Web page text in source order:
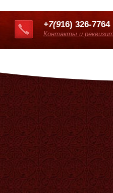
+7(916) 326-7764
Контакты и